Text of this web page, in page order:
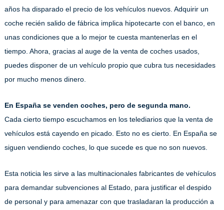
años ha disparado el precio de los vehículos nuevos. Adquirir un
coche recién salido de fábrica implica hipotecarte con el banco, en
unas condiciones que a lo mejor te cuesta mantenerlas en el
tiempo. Ahora, gracias al auge de la venta de coches usados,
puedes disponer de un vehículo propio que cubra tus necesidades
por mucho menos dinero.
En España se venden coches, pero de segunda mano.
Cada cierto tiempo escuchamos en los telediarios que la venta de
vehículos está cayendo en picado. Esto no es cierto. En España se
siguen vendiendo coches, lo que sucede es que no son nuevos.
Esta noticia les sirve a las multinacionales fabricantes de vehículos
para demandar subvenciones al Estado, para justificar el despido
de personal y para amenazar con que trasladaran la producción a